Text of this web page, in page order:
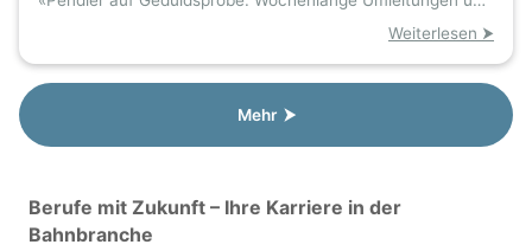
Weiterlesen ⮞
Mehr ⮞
Berufe mit Zukunft – Ihre Karriere in der
Bahnbranche